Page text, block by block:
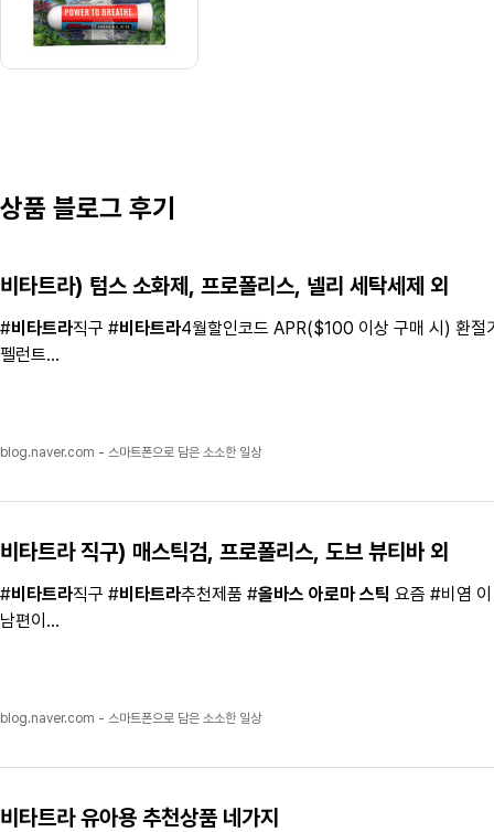
상품 블로그 후기
비타트라) 텀스 소화제, 프로폴리스, 넬리 세탁세제 외
#비타트라직구 #비타트라4월할인코드 APR($100 이상 구매 시) 환절
펠런트...
blog.naver.com - 스마트폰으로 담은 소소한 일상
비타트라직구) 매스틱검, 프로폴리스, 도브 뷰티바 외
#비타트라직구 #비타트라추천제품 #올바스 아로마 스틱 요즘 #비염
남편이...
blog.naver.com - 스마트폰으로 담은 소소한 일상
비타트라유아용 추천상품 네가지